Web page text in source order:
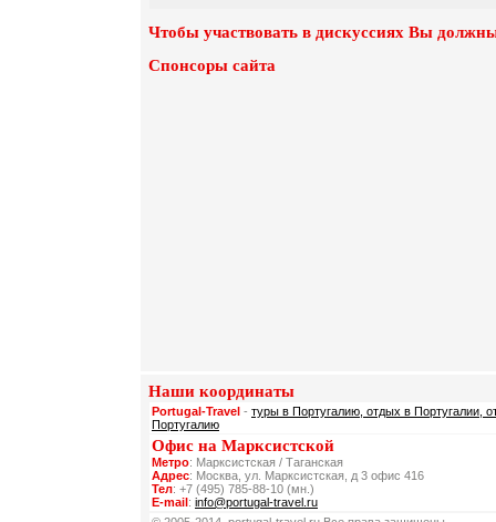
Чтобы участвовать в дискуссиях Вы
Спонсоры сайта
Наши координаты
Portugal-Travel - туры в Португалию, отдых в Португалии,
Португалию
Офис на Марксистской
Метро: Марксистская / Таганская
Адрес: Москва, ул. Марксистская, д 3 офис 416
Тел: +7 (495) 785-88-10 (мн.)
E-mail: info@portugal-travel.ru